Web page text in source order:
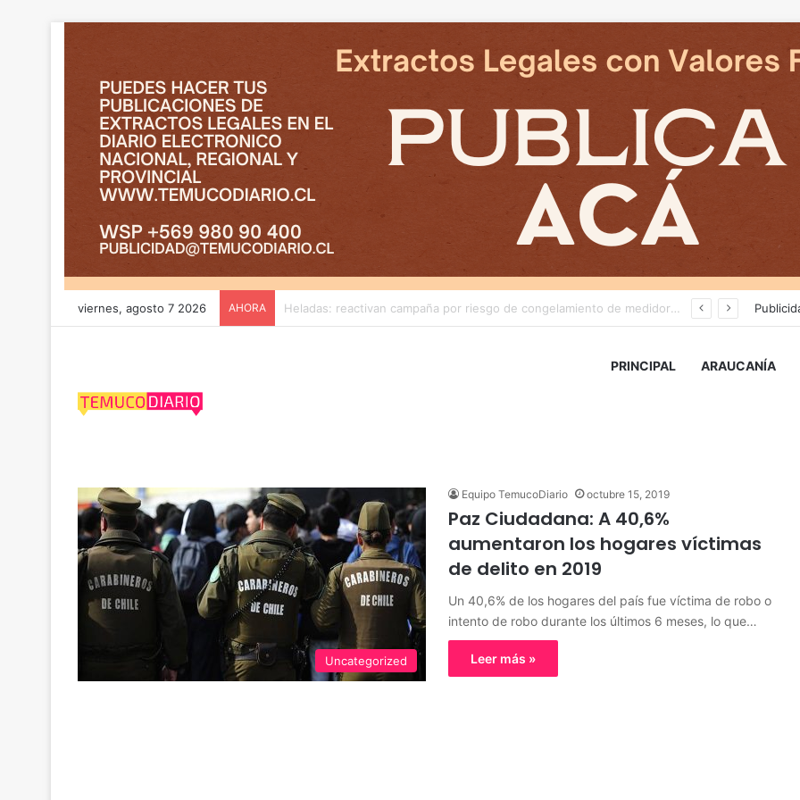
viernes, agosto 7 2026 AHORA Deportes Temuco termina relación contractual con Arturo Sanhueza tras derrota ante Copiapó
PRINCIPAL ARAUCANÍA
2019
Uncategorized
Equipo TemucoDiario octubre 15, 2019
Paz Ciudadana: A 40,6%
aumentaron los hogares víctimas
de delito en 2019
Un 40,6% de los hogares del país fue víctima de robo o
intento de robo durante los últimos 6 meses, lo que…
Leer más »